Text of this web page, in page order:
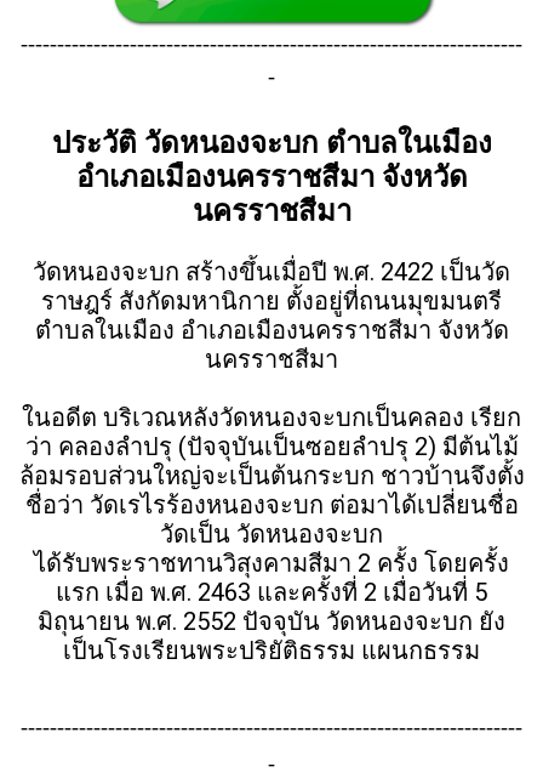
---------------------------------------------------------------------
-
ประวัติ วัดหนองจะบก ตำบลในเมือง
อำเภอเมืองนครราชสีมา จังหวัด
นครราชสีมา
วัดหนองจะบก สร้างขึ้นเมื่อปี พ.ศ. 2422 เป็นวัด
ราษฎร์ สังกัดมหานิกาย ตั้งอยู่ที่ถนนมุขมนตรี
ตำบลในเมือง อำเภอเมืองนครราชสีมา จังหวัด
นครราชสีมา
ในอดีต บริเวณหลังวัดหนองจะบกเป็นคลอง เรียก
ว่า คลองลำปรุ (ปัจจุบันเป็นซอยลำปรุ 2) มีต้นไม้
ล้อมรอบส่วนใหญ่จะเป็นต้นกระบก ชาวบ้านจึงตั้ง
ชื่อว่า วัดเรไรร้องหนองจะบก ต่อมาได้เปลี่ยนชื่อ
วัดเป็น วัดหนองจะบก
ได้รับพระราชทานวิสุงคามสีมา 2 ครั้ง โดยครั้ง
แรก เมื่อ พ.ศ. 2463 และครั้งที่ 2 เมื่อวันที่ 5
มิถุนายน พ.ศ. 2552 ปัจจุบัน วัดหนองจะบก ยัง
เป็นโรงเรียนพระปริยัติธรรม แผนกธรรม
---------------------------------------------------------------------
-